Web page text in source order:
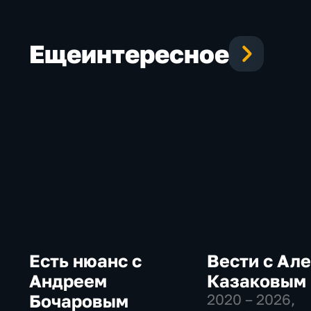
Ещеинтересное
Есть нюанс с
Андреем
Бочаровым
Вести с
Казаковым
2020 – 2026,